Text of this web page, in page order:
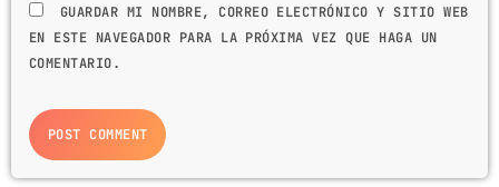
GUARDAR MI NOMBRE, CORREO ELECTRÓNICO Y SITIO WEB
EN ESTE NAVEGADOR PARA LA PRÓXIMA VEZ QUE HAGA UN
COMENTARIO.